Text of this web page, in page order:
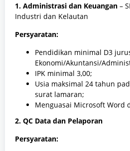
1. Administrasi dan Keuangan –
Industri dan Kelautan
Persyaratan:
Pendidikan minimal D3
Ekonomi/Akuntansi/
IPK minimal 3,00;
Usia maksimal 24 tahun
surat lamaran;
Menguasai Microsoft Word
2. QC Data dan Pelaporan
Persyaratan: